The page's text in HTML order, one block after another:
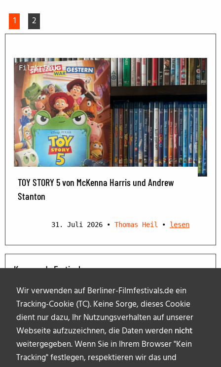
Wir verwenden auf Berliner-Filmfestivals.de ein
Tracking-Cookie (TC). Keine Sorge, dieses Cookie
dient nur dazu, Ihr Nutzungsverhalten auf unserer
Webseite aufzuzeichnen, die Daten werden nicht
weitergegeben. Wenn Sie in Ihrem Browser "Kein
Tracking" festlegen, respektieren wir das und
1 2
Filmkritik
TOY STORY 5 von McKenna Harris und Andrew
Stanton
31. Juli 2026 • Thomas Heil • lesen
Kommende Festivals